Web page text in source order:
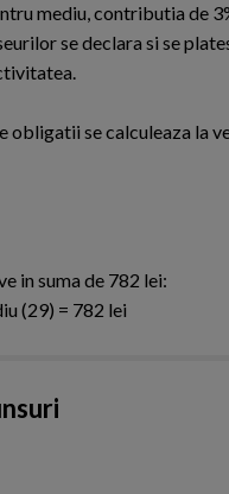
mediu, contributia de
se declara si se
obligatii se calculeaza la
in suma de 782 lei:
(29) = 782 lei